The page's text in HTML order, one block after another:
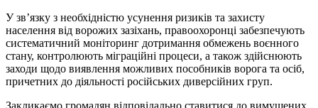
У зв’язку з необхідністю усунення ризиків та захисту
населення від ворожих зазіхань, правоохоронці забезпечують
систематичний моніторинг дотримання обмежень воєнного
стану, контролюють міграційні процеси, а також здійснюють
заходи щодо виявлення можливих пособників ворога та осіб,
причетних до діяльності російських диверсійних груп.
Закликаємо громадян відповідально ставитися до вимушених